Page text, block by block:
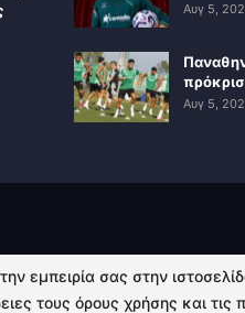
Αυγ 5,
Αυγ 5,
εμπειρία σας στην
τους όρους χρήσης και τις